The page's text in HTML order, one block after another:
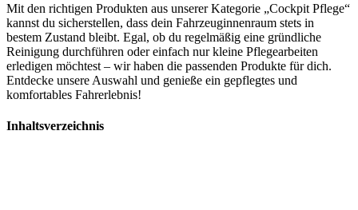
Mit den richtigen Produkten aus unserer Kategorie „Cockpit Pflege“
kannst du sicherstellen, dass dein Fahrzeuginnenraum stets in
bestem Zustand bleibt. Egal, ob du regelmäßig eine gründliche
Reinigung durchführen oder einfach nur kleine Pflegearbeiten
erledigen möchtest – wir haben die passenden Produkte für dich.
Entdecke unsere Auswahl und genieße ein gepflegtes und
komfortables Fahrerlebnis!
Inhaltsverzeichnis